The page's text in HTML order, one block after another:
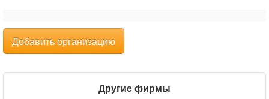
Добавить организацию
Другие фирмы